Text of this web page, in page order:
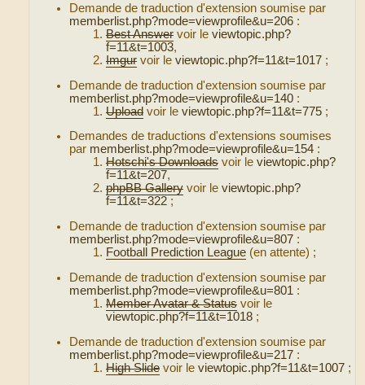
Demande de traduction d'extension soumise par
memberlist.php?mode=viewprofile&u=206 :
Best Answervoir le viewtopic.php?
f=11&t=1003,
Imgurvoir le viewtopic.php?f=11&t=1017;
Demande de traduction d'extension soumise par
memberlist.php?mode=viewprofile&u=140 :
Uploadvoir le viewtopic.php?f=11&t=775;
Demandes de traductions d'extensions soumises
par memberlist.php?mode=viewprofile&u=154 :
Hotschi's Downloadsvoir le viewtopic.php?
f=11&t=207,
phpBB Galleryvoir le viewtopic.php?
f=11&t=322;
Demande de traduction d'extension soumise par
memberlist.php?mode=viewprofile&u=807 :
Football Prediction League(en attente) ;
Demande de traduction d'extension soumise par
memberlist.php?mode=viewprofile&u=801 :
Member Avatar & Statusvoir le
viewtopic.php?f=11&t=1018;
Demande de traduction d'extension soumise par
memberlist.php?mode=viewprofile&u=217 :
High Slidevoir le viewtopic.php?f=11&t=1007;